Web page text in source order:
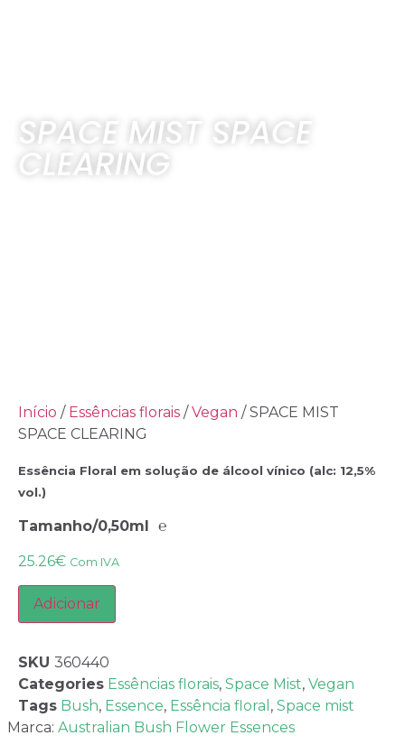
SPACE MIST SPACE
CLEARING
Início / Essências florais /Vegan / SPACE MIST
SPACE CLEARING
Essência Floral em solução de álcool vínico (alc: 12,5%
vol.)
Tamanho/0,50ml ℮
25.26€ Com IVA
Adicionar
SKU 360440
Categories Essências florais, Space Mist, Vegan
Tags Bush, Essence, Essência floral , Space mist
Marca: Australian Bush Flower Essences